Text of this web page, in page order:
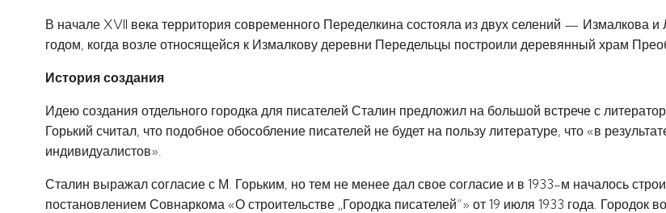
В начале XVII века территория современного Переделкина состояла из двух селений — Измалкова
годом, когда возле относящейся к Измалкову деревни Передельцы построили деревянный храм
История создания
Идею создания отдельного городка для писателей Сталин предложил на большой встрече с
Горький считал, что подобное обособление писателей не будет на пользу литературе, что «в
индивидуалистов».
Сталин выражал согласие с М. Горьким, но тем не менее дал свое согласие и в 1933-м началось
постановлением Совнаркома «О строительстве „Городка писателей“» от 19 июля 1933 года. Городок